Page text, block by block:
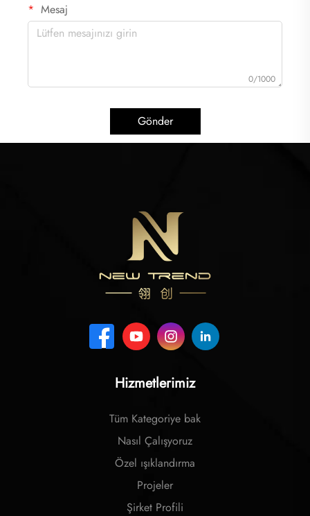
Mesaj
0/1000
Gönder
Hizmetlerimiz
Tüm Kategoriye bak
Nasıl Çalışyoruz
Özel ışıklandırma
Projeler
Şirket Profili